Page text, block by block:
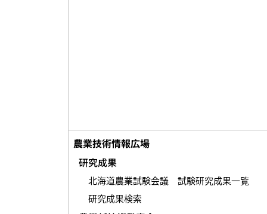
農業技術情報広場
研究成果
北海道農業試験会議 試験研究成果一覧
研究成果検索